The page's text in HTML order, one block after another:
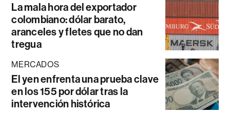
La mala hora del exportador
colombiano: dólar barato,
aranceles y fletes que no dan
tregua
MERCADOS
El yen enfrenta una prueba clave
en los 155 por dólar tras la
intervención histórica